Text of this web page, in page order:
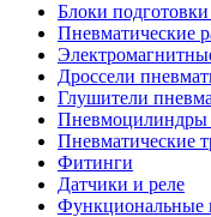
Блоки подготовки
Пневматические
Дроссели
Глушители
Пневмоцилиндры
Пневматические
Фитинги
Датчики и реле
Функциональные